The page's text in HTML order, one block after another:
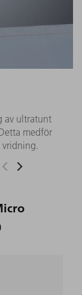
av ultratunt
medför